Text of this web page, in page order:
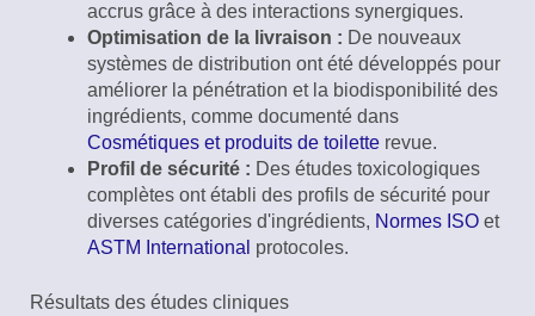
accrus grâce à des interactions synergiques.
Optimisation de la livraison : De nouveaux
systèmes de distribution ont été développés pour
améliorer la pénétration et la biodisponibilité des
ingrédients, comme documenté dans
Cosmétiques et produits de toilette revue.
Profil de sécurité : Des études toxicologiques
complètes ont établi des profils de sécurité pour
diverses catégories d'ingrédients, Normes ISO et
ASTM International protocoles.
Résultats des études cliniques